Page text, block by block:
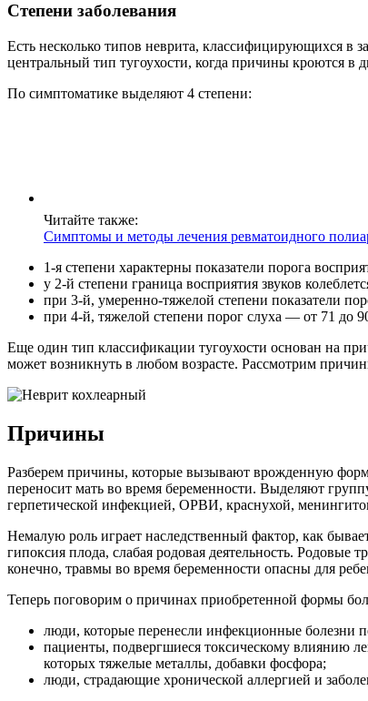
Степени заболевания
Есть несколько типов неврита, классифицирующихся в
центральный тип тугоухости, когда причины кроются в
По симптоматике выделяют 4 степени:
Читайте также:
Симптомы и методы лечения ревматоидного
1-я степени характерны показатели порога
у 2-й степени граница восприятия звуков
при 3-й, умеренно-тяжелой степени показатели
при 4-й, тяжелой степени порог слуха — от 71 до
Еще один тип классификации тугоухости основан на
может возникнуть в любом возрасте. Рассмотрим
Причины
Разберем причины, которые вызывают врожденную
переносит мать во время беременности. Выделяют
герпетической инфекцией, ОРВИ, краснухой,
Немалую роль играет наследственный фактор, как
гипоксия плода, слабая родовая деятельность.
конечно, травмы во время беременности опасны для
Теперь поговорим о причинах приобретенной формы
люди, которые перенесли инфекционные болезни
пациенты, подвергшиеся токсическому влиянию
которых тяжелые металлы, добавки фосфора;
люди, страдающие хронической аллергией и